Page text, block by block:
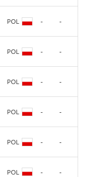
POL - -
POL - -
POL - -
POL - -
POL - -
POL - -